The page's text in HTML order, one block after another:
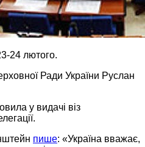
24 лютого.
Ради України Руслан
у видачі віз
пише: «Україна вважає,